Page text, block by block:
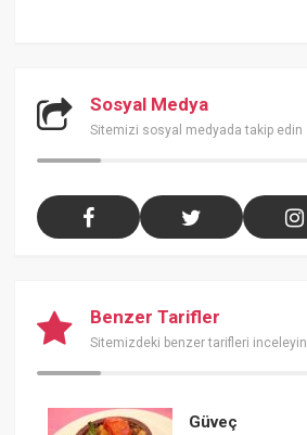
Sosyal Medya
Sitemizi sosyal medyada takip edin
Benzer Tarifler
Sitemizdeki benzer tarifleri inceleyin
Güveç